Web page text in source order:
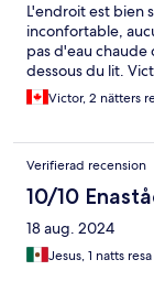
L'endroit est bien
inconfortable,
pas d'eau chaude
dessous du lit.
Victor, 2 nätters
Verifierad recension
10/10
18 aug. 2024
Jesus, 1 natts resa